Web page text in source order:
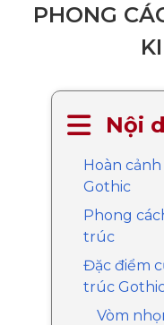
PHONG
Nội
Hoàn
Gothic
Phong
trúc
Đặc điểm
trúc
Vòm